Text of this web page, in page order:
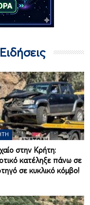
στην Κρήτη:
κατέληξε πάνω σε
σε κυκλικό κόμβο!